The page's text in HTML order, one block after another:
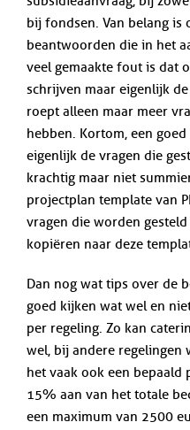
bij fondsen. Van belang is
beantwoorden die in het
veel gemaakte fout is dat
schrijven maar eigenlijk
roept alleen maar meer
hebben. Kortom, een
eigenlijk de vragen die
krachtig maar niet
projectplan template van
vragen die worden
kopiëren naar deze
Dan nog wat tips over de
goed kijken wat wel en
per regeling. Zo kan
wel, bij andere regelingen
het vaak ook een bepaald
15% aan van het totale
een maximum van 2500